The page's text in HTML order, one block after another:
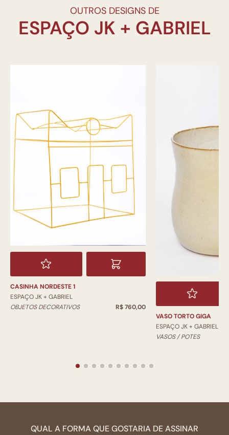
OUTROS DESIGNS DE
CASINHA NORDESTE 1
ESPAÇO JK + GABRIEL
OBJETOS DECORATIVOS
R$ 760,00
VASO TORTO GIGA
ESPAÇO JK + GABRIEL
VASOS / POTES
QUAL A FORMA QUE GOSTARIA DE ASSINAR